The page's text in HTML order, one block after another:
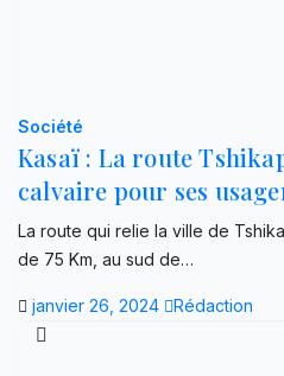
Société
Kasaï : La route
calvaire pour ses
La route qui relie la ville de
de 75 Km, au sud de…
janvier 26, 2024 Rédaction